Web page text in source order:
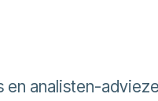
analisten-